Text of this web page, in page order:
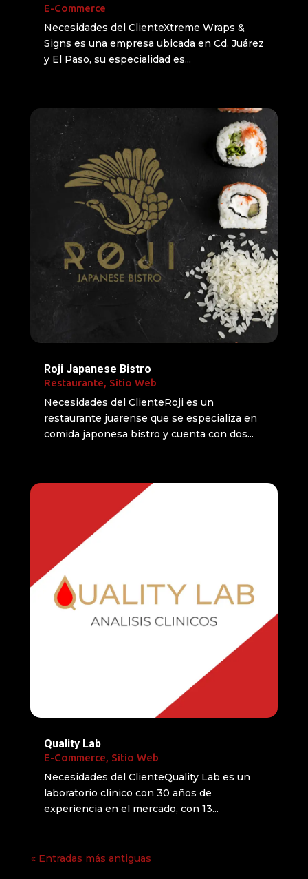
E-Commerce
Necesidades del ClienteXtreme Wraps &
Signs es una empresa ubicada en Cd. Juárez
y El Paso, su especialidad es...
Roji Japanese Bistro
Restaurante, Sitio Web
Necesidades del ClienteRoji es un
restaurante juarense que se especializa en
comida japonesa bistro y cuenta con dos...
Quality Lab
E-Commerce, Sitio Web
Necesidades del ClienteQuality Lab es un
laboratorio clínico con 30 años de
experiencia en el mercado, con 13...
« Entradas más antiguas